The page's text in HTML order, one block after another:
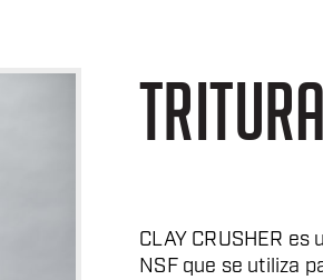
CLAY CRUSHER
NSF que se utiliza